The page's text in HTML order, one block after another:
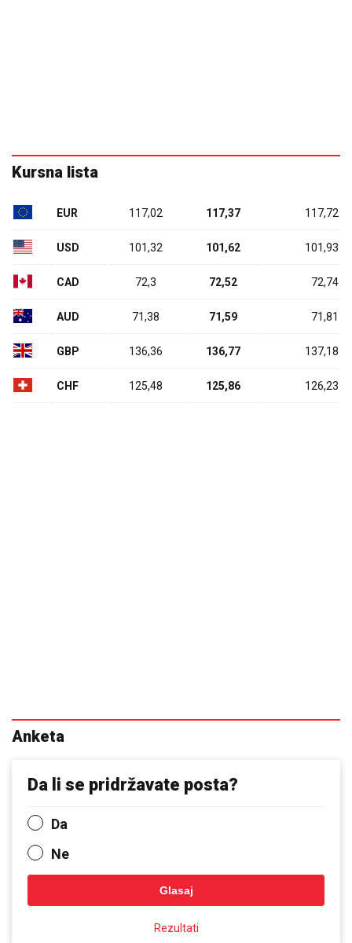
Kursna lista
EUR 117,02 117,37 117,72
USD 101,32 101,62 101,93
CAD 72,3 72,52 72,74
AUD 71,38 71,59 71,81
GBP 136,36 136,77 137,18
CHF 125,48 125,86 126,23
Anketa
Da li se pridržavate posta?
Da
Ne
Glasaj
Rezultati